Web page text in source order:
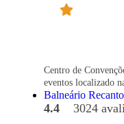
Centro de
eventos localizado
Balneário
4.4 3024